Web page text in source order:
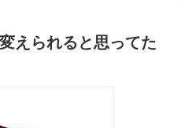
えられると思ってた